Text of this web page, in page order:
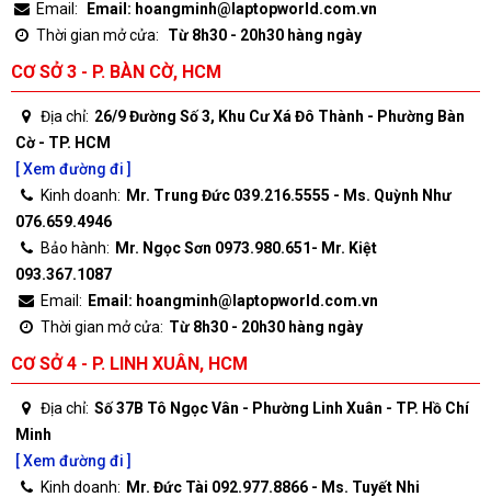
Email:
Email: hoangminh@laptopworld.com.vn
Thời gian mở cửa:
Từ 8h30 - 20h30 hàng ngày
CƠ SỞ 3 - P. BÀN CỜ, HCM
Địa chỉ: 26/9 Đường Số 3, Khu Cư Xá Đô Thành - Phường Bàn
Cờ - TP. HCM
[ Xem đường đi ]
Kinh doanh: Mr. Trung Đức 039.216.5555 - Ms. Quỳnh Như
076.659.4946
Bảo hành: Mr. Ngọc Sơn 0973.980.651- Mr. Kiệt
093.367.1087
Email: Email: hoangminh@laptopworld.com.vn
Thời gian mở cửa: Từ 8h30 - 20h30 hàng ngày
CƠ SỞ 4 - P. LINH XUÂN, HCM
Địa chỉ: Số 37B Tô Ngọc Vân - Phường Linh Xuân - TP. Hồ Chí
Minh
[ Xem đường đi ]
Kinh doanh: Mr. Đức Tài 092.977.8866 - Ms. Tuyết Nhi